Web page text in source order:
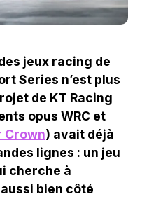
jeux racing de
Series n’est plus
de KT Racing
opus WRC et
Crown) avait déjà
lignes : un jeu
cherche à
bien côté